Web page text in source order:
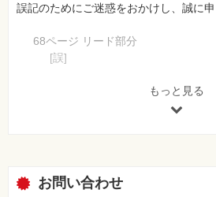
誤記のためにご迷惑をおかけし、誠に申
68ページ リード部分
[誤]
を実行しておきましょう。
111ページ 手順4操作2～7
もっと見る
お問い合わせ